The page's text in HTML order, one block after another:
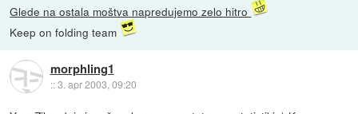
Glede na ostala moštva napredujemo zelo hitro
Keep on folding team
morphling1
::3. apr 2003, 09:20